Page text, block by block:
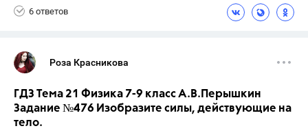
6 ответов
Роза Красникова
ГДЗ Тема 21 Физика 7-9 класс А.В.Перышкин
Задание №476 Изобразите силы, действующие на
тело.